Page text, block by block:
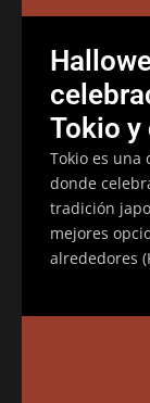
Tokio y
Tokio es una
donde
tradición
mejores
alrededores